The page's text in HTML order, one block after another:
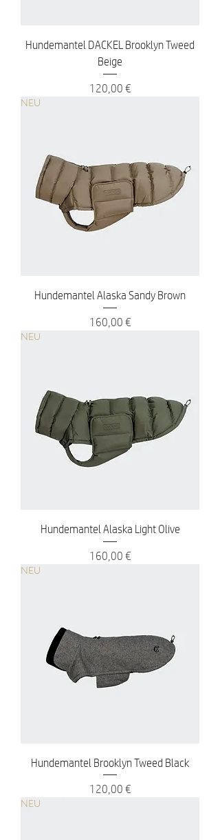
Hundemantel DACKEL Brooklyn Tweed
Beige
Preis
120,00 €
NEU
Hundemantel Alaska Sandy Brown
Preis
160,00 €
NEU
Hundemantel Alaska Light Olive
Preis
160,00 €
NEU
Hundemantel Brooklyn Tweed Black
Preis
120,00 €
NEU